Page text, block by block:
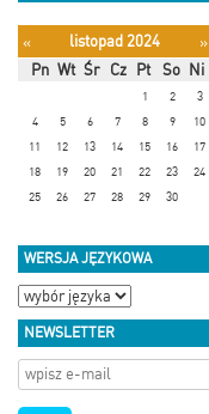
« listopad 2024
»
Pn Wt Śr Cz Pt So Ni
1 2
3
4
5 6 7 8 9
10
11
12 13 14 15 16
17
18
19 20 21 22 23
24
25
26 27 28 29 30
WERSJA JĘZYKOWA
NEWSLETTER